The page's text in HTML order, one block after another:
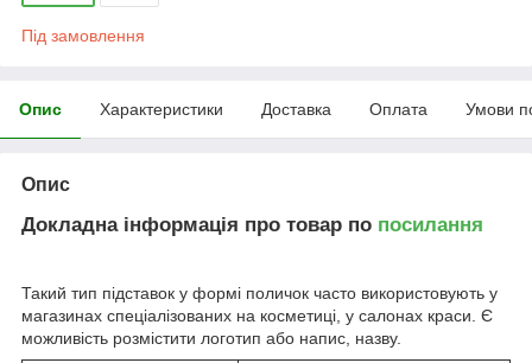
Під замовлення
Опис Характеристики Доставка Оплата Умови
Опис
Докладна інформація про товар по посилання
Такий тип підставок у формі поличок часто використовують у
магазинах спеціалізованих на косметиці, у салонах краси. Є
можливість розмістити логотип або напис, назву.